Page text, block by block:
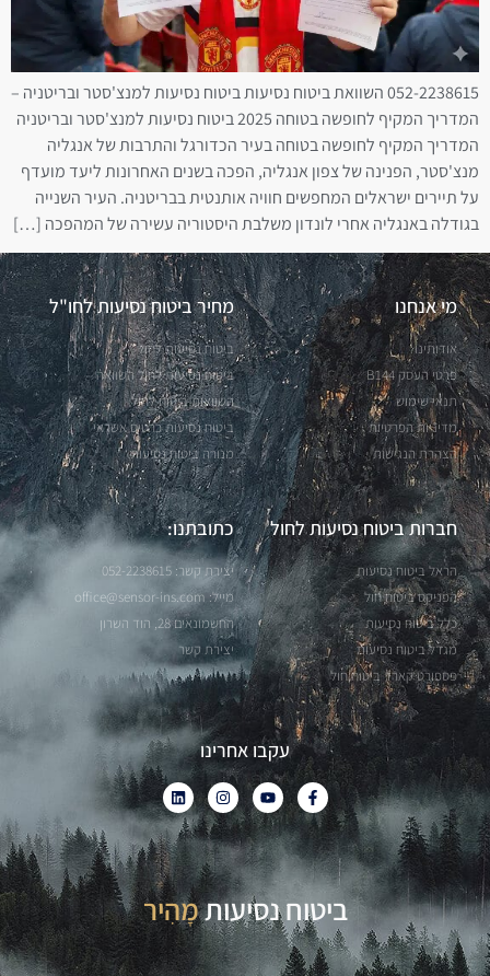
052-2238615 השוואת ביטוח נסיעות ביטוח נסיעות למנצ'סטר ובריטניה –
המדריך המקיף לחופשה בטוחה 2025 ביטוח נסיעות למנצ'סטר ובריטניה
המדריך המקיף לחופשה בטוחה בעיר הכדורגל והתרבות של אנגליה
מנצ'סטר, הפנינה של צפון אנגליה, הפכה בשנים האחרונות ליעד מועדף
על תיירים ישראלים המחפשים חוויה אותנטית בבריטניה. העיר השנייה
בגודלה באנגליה אחרי לונדון משלבת היסטוריה עשירה של המהפכה […]
מי אנחנו
אודותינו
פרטי העסק B144
תנאי שימוש
מדיניות הפרטיות
הצהרת הנגישות
מחיר ביטוח נסיעות לחו"ל
ביטוח נסיעות לחול
ביטוח נסיעות לחול השוואה
השוואות ביטוח לחול
ביטוח נסיעות כרטיס אשראי
מנורה ביטוח נסיעות
חברות ביטוח נסיעות לחול
הראל ביטוח נסיעות
הפניקס ביטוח חול
כלל ביטוח נסיעות
מגדל ביטוח נסיעות
פספורט קארד ביטוח חול
כתובתנו:
יצירת קשר: 052-2238615
מייל:office@sensor-ins.com
החשמונאים 28, הוד השרון
יצירת קשר
עקבו אחרינו
ביטוח נסיעותפָּשׁוּט